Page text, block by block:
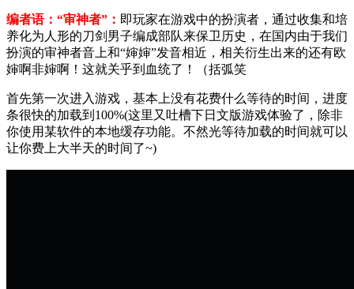
编者语：“审神者”： 即玩家在游戏中的扮演者，通过收集和培
养化为人形的刀剑男子编成部队来保卫历史，在国内由于我们
扮演的审神者音上和“婶婶”发音相近，相关衍生出来的还有欧
婶啊非婶啊！这就关乎到血统了！（括弧笑
首先第一次进入游戏，基本上没有花费什么等待的时间，进度
条很快的加载到100%(这里又吐槽下日文版游戏体验了，除非
你使用某软件的本地缓存功能。不然光等待加载的时间就可以
让你费上大半天的时间了~)